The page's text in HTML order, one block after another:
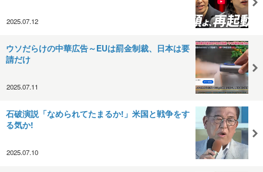
2025.07.12
ウソだらけの中華広告～EUは罰金制裁、日本は要
請だけ
2025.07.11
石破演説「なめられてたまるか!」米国と戦争をす
る気か!
2025.07.10